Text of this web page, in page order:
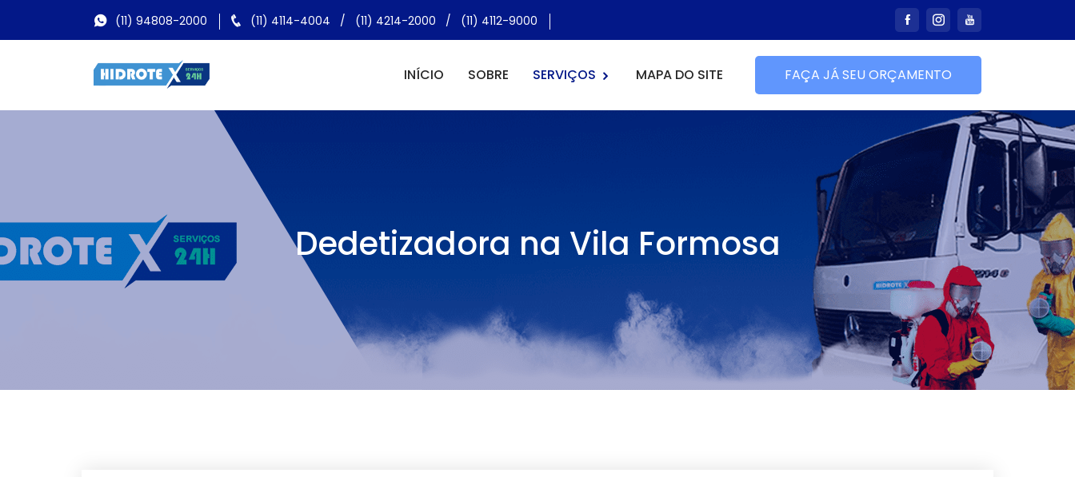
(11) 94808-2000 (11) 4114-4004 / (11) 4214-2000 / (11) 4112-9000
INÍCIO SOBRE SERVIÇOS MAPA DO SITE FAÇA JÁ SEU ORÇAMENTO
Dedetizadora na Vila Formosa